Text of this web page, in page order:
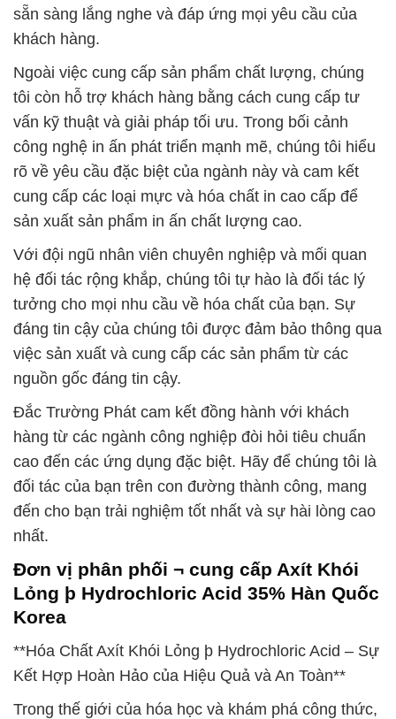
sẵn sàng lắng nghe và đáp ứng mọi yêu cầu của
khách hàng.
Ngoài việc cung cấp sản phẩm chất lượng, chúng
tôi còn hỗ trợ khách hàng bằng cách cung cấp tư
vấn kỹ thuật và giải pháp tối ưu. Trong bối cảnh
công nghệ in ấn phát triển mạnh mẽ, chúng tôi hiểu
rõ về yêu cầu đặc biệt của ngành này và cam kết
cung cấp các loại mực và hóa chất in cao cấp để
sản xuất sản phẩm in ấn chất lượng cao.
Với đội ngũ nhân viên chuyên nghiệp và mối quan
hệ đối tác rộng khắp, chúng tôi tự hào là đối tác lý
tưởng cho mọi nhu cầu về hóa chất của bạn. Sự
đáng tin cậy của chúng tôi được đảm bảo thông qua
việc sản xuất và cung cấp các sản phẩm từ các
nguồn gốc đáng tin cậy.
Đắc Trường Phát cam kết đồng hành với khách
hàng từ các ngành công nghiệp đòi hỏi tiêu chuẩn
cao đến các ứng dụng đặc biệt. Hãy để chúng tôi là
đối tác của bạn trên con đường thành công, mang
đến cho bạn trải nghiệm tốt nhất và sự hài lòng cao
nhất.
Đơn vị phân phối ¬ cung cấp Axít Khói
Lỏng þ Hydrochloric Acid 35% Hàn Quốc
Korea
**Hóa Chất Axít Khói Lỏng þ Hydrochloric Acid – Sự
Kết Hợp Hoàn Hảo của Hiệu Quả và An Toàn**
Trong thế giới của hóa học và khám phá công thức,